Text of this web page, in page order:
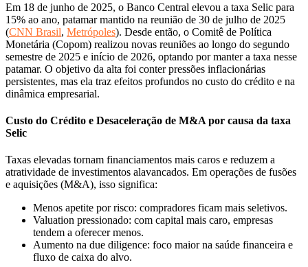
Em 18 de junho de 2025, o Banco Central elevou a taxa Selic para
15% ao ano, patamar mantido na reunião de 30 de julho de 2025
(CNN Brasil, Metrópoles). Desde então, o Comitê de Política
Monetária (Copom) realizou novas reuniões ao longo do segundo
semestre de 2025 e início de 2026, optando por manter a taxa nesse
patamar. O objetivo da alta foi conter pressões inflacionárias
persistentes, mas ela traz efeitos profundos no custo do crédito e na
dinâmica empresarial.
Custo do Crédito e Desaceleração de M&A por causa da taxa
Selic
Taxas elevadas tornam financiamentos mais caros e reduzem a
atratividade de investimentos alavancados. Em operações de fusões
e aquisições (M&A), isso significa:
Menos apetite por risco: compradores ficam mais seletivos.
Valuation pressionado: com capital mais caro, empresas
tendem a oferecer menos.
Aumento na due diligence: foco maior na saúde financeira e
fluxo de caixa do alvo.